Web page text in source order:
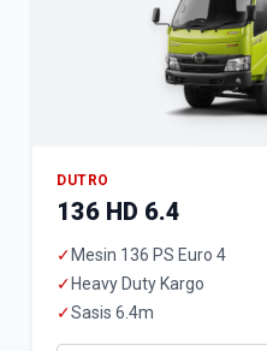
DUTRO
136 HD 6.4
✓ Mesin 136 PS Euro 4
✓ Heavy Duty Kargo
✓Sasis 6.4m